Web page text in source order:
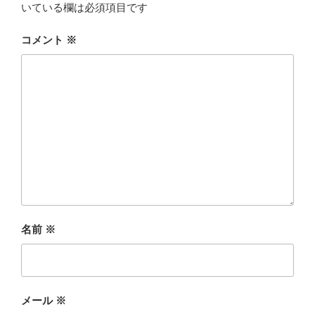
いている欄は必須項目です
コメント ※
名前 ※
メール ※